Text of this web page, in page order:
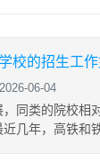
校的招生工
06-04
同类的院校相
几年，高铁和